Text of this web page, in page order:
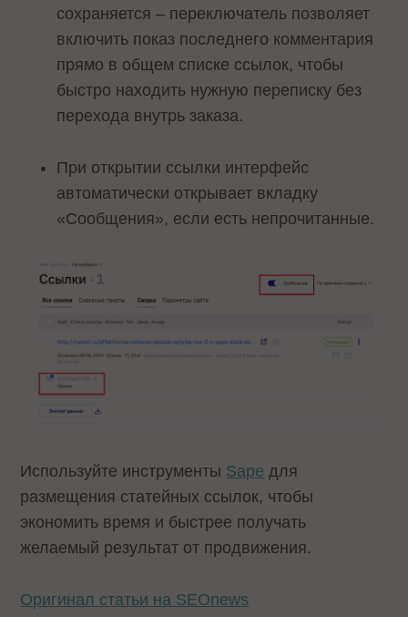
сохраняется – переключатель позволяет
включить показ последнего комментария
прямо в общем списке ссылок, чтобы
быстро находить нужную переписку без
перехода внутрь заказа.
При открытии ссылки интерфейс
автоматически открывает вкладку
«Сообщения», если есть непрочитанные.
Используйте инструменты Sape для
размещения статейных ссылок, чтобы
экономить время и быстрее получать
желаемый результат от продвижения.
Оригинал статьи на SEOnews